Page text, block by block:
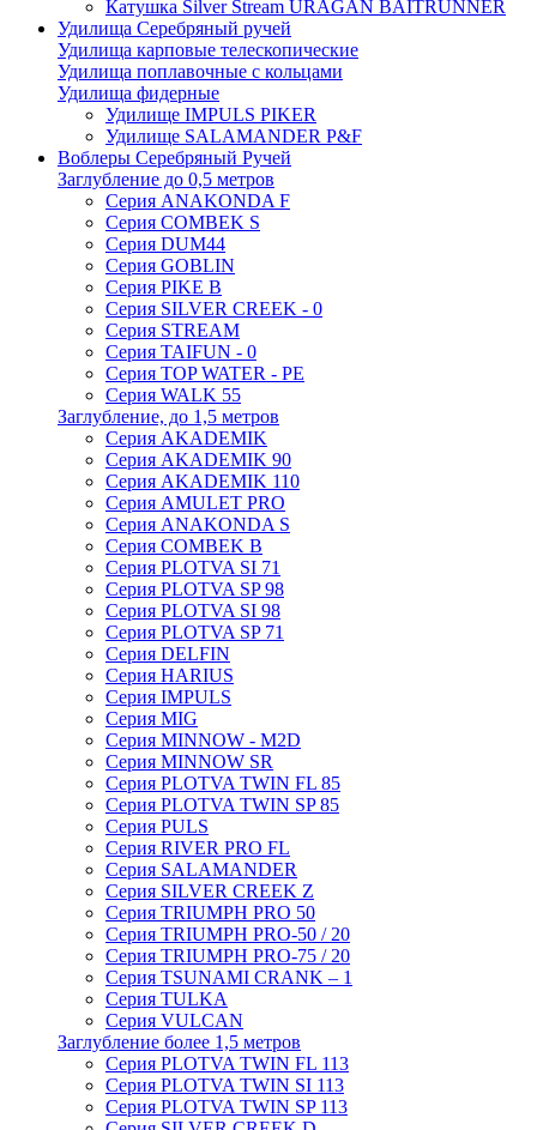
Катушка Silver Stream URAGAN BAITRUNNER
Удилища Серебряный ручей
Удилища карповые телескопические
Удилища поплавочные с кольцами
Удилища фидерные
Удилище IMPULS PIKER
Удилище SALAMANDER P&F
Воблеры Серебряный Ручей
Заглубление до 0,5 метров
Серия ANAKONDA F
Серия COMBEK S
Серия DUM44
Серия GOBLIN
Серия PIKE B
Серия SILVER CREEK - 0
Серия STREAM
Серия TAIFUN - 0
Серия TOP WATER - PE
Серия WALK 55
Заглубление, до 1,5 метров
Серия AKADEMIK
Серия AKADEMIK 90
Серия AKADEMIK 110
Серия AMULET PRO
Серия ANAKONDA S
Серия COMBEK B
Серия PLOTVA SI 71
Серия PLOTVA SP 98
Серия PLOTVA SI 98
Серия PLOTVA SP 71
Серия DELFIN
Серия HARIUS
Серия IMPULS
Серия MIG
Серия MINNOW - M2D
Серия MINNOW SR
Серия PLOTVA TWIN FL 85
Серия PLOTVA TWIN SP 85
Серия PULS
Серия RIVER PRO FL
Серия SALAMANDER
Серия SILVER CREEK Z
Серия TRIUMPH PRO 50
Серия TRIUMPH PRO-50 / 20
Серия TRIUMPH PRO-75 / 20
Серия TSUNAMI CRANK – 1
Серия TULKA
Серия VULCAN
Заглубление более 1,5 метров
Серия PLOTVA TWIN FL 113
Серия PLOTVA TWIN SI 113
Серия PLOTVA TWIN SP 113